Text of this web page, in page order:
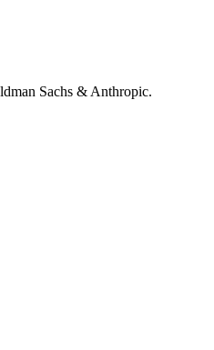
Sachs & Anthropic.